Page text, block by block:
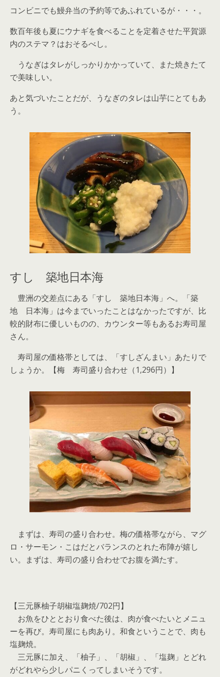
コンビニでも鰻弁当の予約等であふれているが・・・。
数百年後も夏にウナギを食べることを定着させた平賀源
内のステマ？はおそるべし。
うなぎはタレがしっかりかかっていて、また焼きたて
で美味しい。
あと気づいたことだが、うなぎのタレは山芋にとてもあ
う。
すし 築地日本海
豊洲の交差点にある「すし 築地日本海」へ。「築
地 日本海」は今までいったことはなかったですが、比
較的財布に優しいものの、カウンター等もあるお寿司屋
さん。
寿司屋の価格帯としては、「すしざんまい」あたりで
しょうか。【梅 寿司盛り合わせ（1,296円）】
まずは、寿司の盛り合わせ。梅の価格帯ながら、マグ
ロ・サーモン・こはだとバランスのとれた布陣が嬉し
い。まずは、寿司の盛り合わせでお腹を満たす。
【三元豚柚子胡椒塩麹焼/702円】
お魚をひととおり食べた後は、肉が食べたいとメニュ
ーを再び。寿司屋にも肉あり。和食ということで、肉も
塩麹焼。
三元豚に加え、「柚子」、「胡椒」、「塩麹」とどれ
がどれやら少しパニくってしまいそうです。